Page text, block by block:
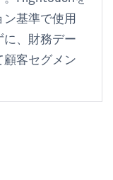
基準で使用
、財務デー
客セグメン